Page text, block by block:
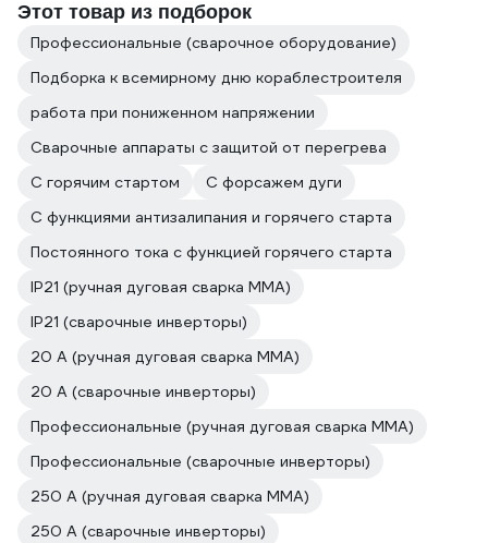
Этот товар из подборок
Профессиональные (сварочное оборудование)
Подборка к всемирному дню кораблестроителя
работа при пониженном напряжении
Сварочные аппараты с защитой от перегрева
С горячим стартом
С форсажем дуги
С функциями антизалипания и горячего старта
Постоянного тока с функцией горячего старта
IP21 (ручная дуговая сварка MMA)
IP21 (сварочные инверторы)
20 А (ручная дуговая сварка MMA)
20 А (сварочные инверторы)
Профессиональные (ручная дуговая сварка MMA)
Профессиональные (сварочные инверторы)
250 А (ручная дуговая сварка MMA)
250 А (сварочные инверторы)